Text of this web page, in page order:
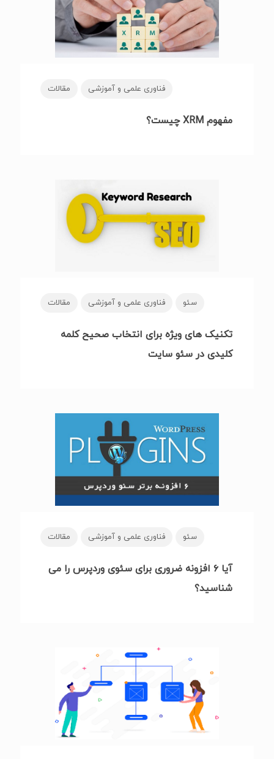
فناوری علمی و آموزشی مقالات
مفهوم XRM چیست؟
سئو فناوری علمی و آموزشی مقالات
تکنیک های ویژه برای انتخاب صحیح کلمه
کلیدی در سئو سایت
سئو فناوری علمی و آموزشی مقالات
آیا ۶ افزونه ضروری برای سئوی وردپرس را می
شناسید؟